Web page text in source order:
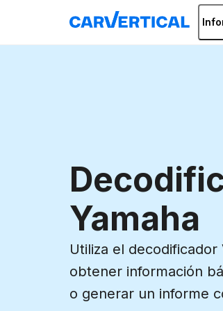
Yamaha
Utiliza el
obtener información
o generar un informe